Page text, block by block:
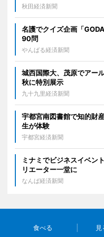
秋田経済新聞
名護でクイズ企画「
90問
やんばる経済新聞
城西国際大、茂原でアー
秋に特別展示
九十九里経済新聞
宇都宮南図書館で知的財
生が体験
宇都宮経済新聞
ミナミでビジネスイベン
リエーター一堂に
なんば経済新聞
食べる